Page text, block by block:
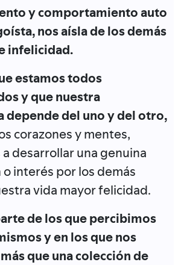
y comportamiento auto
nos aísla de los demás
infelicidad.
estamos todos
y que nuestra
depende del uno y del otro,
corazones y mentes,
desarrollar una genuina
interés por los demás
vida mayor felicidad.
de los que percibimos
y en los que nos
que una colección de